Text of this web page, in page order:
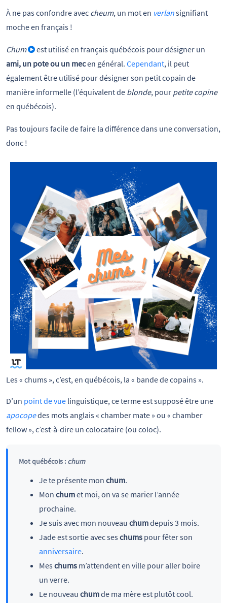
À ne pas confondre avec cheum, un mot en verlansignifiant
moche en français !
Chum
est utilisé en français québécois pour désigner un
ami, un pote ou un mecen général. Cependant, il peut
également être utilisé pour désigner son petit copain de
manière informelle (l’équivalent de blonde, pour petite copine
en québécois).
Pas toujours facile de faire la différence dans une conversation,
donc !
Les « chums », c’est, en québécois, la « bande de copains ».
D’un point de vue linguistique, ce terme est supposé être une
apocopedes mots anglais « chamber mate » ou « chamber
fellow », c’est-à-dire un colocataire (ou coloc).
Mot québécois : chum
Je te présente mon chum.
Mon chumet moi, on va se marier l’année
prochaine.
Je suis avec mon nouveau chumdepuis 3 mois.
Jade est sortie avec ses chumspour fêter son
anniversaire.
Mes chumsm’attendent en ville pour aller boire
un verre.
Le nouveau chumde ma mère est plutôt cool.